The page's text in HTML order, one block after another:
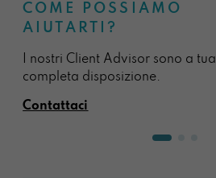
COME POSSIAMO
AIUTARTI?
I nostri Client Advisor sono a tua
completa disposizione.
Contattaci